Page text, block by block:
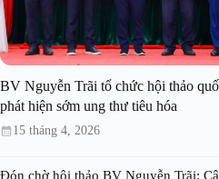
BV Nguyễn Trãi tổ chức hội thảo
phát hiện sớm ung thư tiêu hóa
15 tháng 4, 2026
Đón chờ hội thảo BV Nguyễn Trãi: